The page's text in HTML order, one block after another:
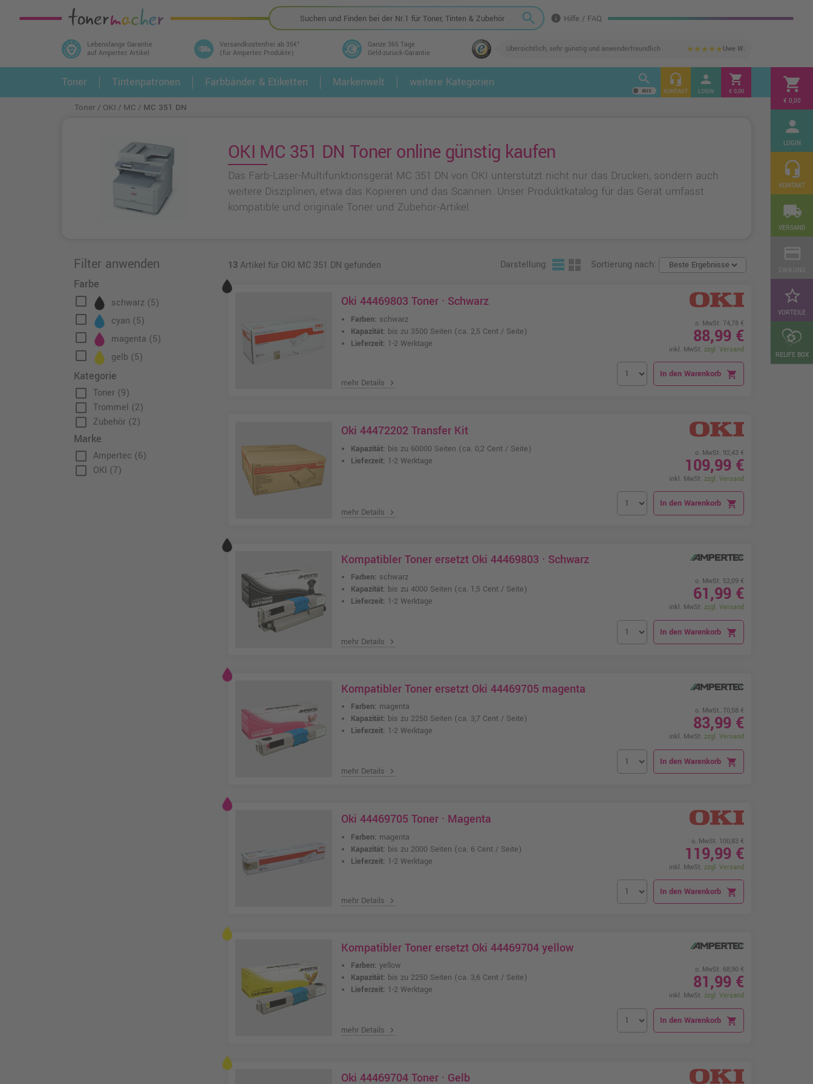
search info Hilfe / FAQ
Lebenslange Garantie
auf Ampertec Artikel
Versandkostenfrei ab 35€¹
(für Ampertec Produkte)
Ganze 365 Tage
Geld-zurück-Garantie
Übersichtlich, sehr günstig und anwenderfreundlich star star star star star Uwe W.
shopping_cart
€ 0,00
person
LOGIN
headset_mic
KONTAKT
local_shipping
VERSAND
star_border
VORTEILE
RELIFE BOX
In 3 einfachen Schritten ihr Druckermodell
und alle dazu passenden Artikel finden ➤ 1. 2.
Toner Tintenpatronen Farbbänder & Etiketten Markenwelt weitere Kategorien search headset_mic
KONTAKT
person
LOGIN
shopping_cart
€ 0,00
Toner OKI MC MC 351 DN
OKI MC 351 DN Toner online günstig kaufen
Das Farb-Laser-Multifunktionsgerät MC 351 DN von OKI unterstützt nicht nur das Drucken, sondern auch
weitere Disziplinen, etwa das Kopieren und das Scannen. Unser Produktkatalog für das Gerät umfasst
kompatible und originale Toner und Zubehör-Artikel.
Filter anwenden
Farbe
check_box_outline_blank schwarz (5)
check_box_outline_blank cyan (5)
check_box_outline_blank magenta (5)
check_box_outline_blank gelb (5)
Kategorie
check_box_outline_blank Toner (9)
check_box_outline_blank Trommel (2)
check_box_outline_blank Zubehör (2)
Marke
check_box_outline_blank Ampertec (6)
check_box_outline_blank OKI (7)
13Artikel für OKI MC 351 DN gefunden Darstellung: Sortierung nach:
Oki 44469803 Toner · Schwarz
Farben: schwarz
Kapazität: bis zu 3500 Seiten (ca. 2,5 Cent / Seite)
Lieferzeit: 1-2 Werktage
mehr Details chevron_right
o. MwSt. 74,78 €
88,99 €
inkl. MwSt. zzgl. Versand
In den Warenkorb shopping_cart
Oki 44472202 Transfer Kit
Kapazität: bis zu 60000 Seiten (ca. 0,2 Cent / Seite)
Lieferzeit: 1-2 Werktage
mehr Details chevron_right
o. MwSt. 92,43 €
109,99 €
inkl. MwSt. zzgl. Versand
In den Warenkorb shopping_cart
Kompatibler Toner ersetzt Oki 44469803 · Schwarz
Farben: schwarz
Kapazität: bis zu 4000 Seiten (ca. 1,5 Cent / Seite)
Lieferzeit: 1-2 Werktage
mehr Details chevron_right
o. MwSt. 52,09 €
61,99 €
inkl. MwSt. zzgl. Versand
In den Warenkorb shopping_cart
Kompatibler Toner ersetzt Oki 44469705 magenta
Farben: magenta
Kapazität: bis zu 2250 Seiten (ca. 3,7 Cent / Seite)
Lieferzeit: 1-2 Werktage
mehr Details chevron_right
o. MwSt. 70,58 €
83,99 €
inkl. MwSt. zzgl. Versand
In den Warenkorb shopping_cart
Oki 44469705 Toner · Magenta
Farben: magenta
Kapazität: bis zu 2000 Seiten (ca. 6 Cent / Seite)
Lieferzeit: 1-2 Werktage
mehr Details chevron_right
o. MwSt. 100,83 €
119,99 €
inkl. MwSt. zzgl. Versand
In den Warenkorb shopping_cart
Kompatibler Toner ersetzt Oki 44469704 yellow
Farben: yellow
Kapazität: bis zu 2250 Seiten (ca. 3,6 Cent / Seite)
Lieferzeit: 1-2 Werktage
mehr Details chevron_right
o. MwSt. 68,90 €
81,99 €
inkl. MwSt. zzgl. Versand
In den Warenkorb shopping_cart
Oki 44469704 Toner · Gelb